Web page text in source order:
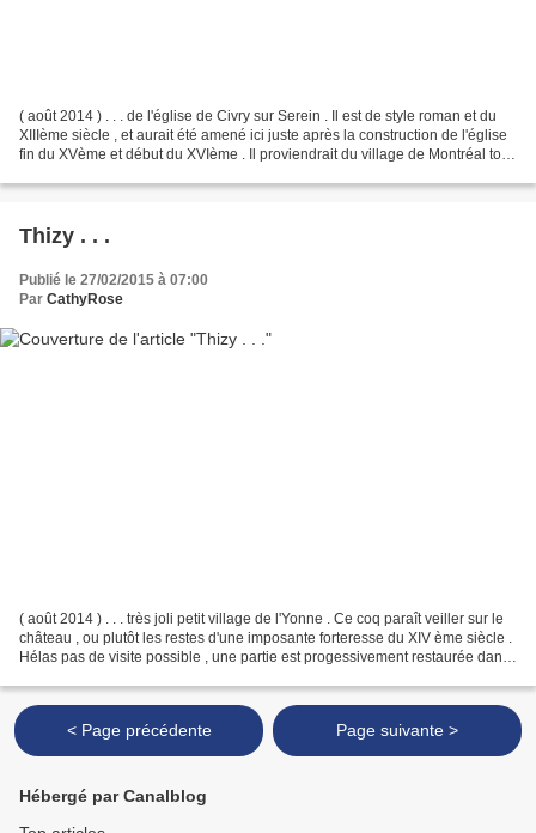
( août 2014 ) . . . de l'église de Civry sur Serein . Il est de style roman et du
XIIIème siècle , et aurait été amené ici juste après la construction de l'église
fin du XVème et début du XVIème . Il proviendrait du village de Montréal tout
Thizy . . .
Publié le 27/02/2015 à 07:00
Par CathyRose
( août 2014 ) . . . très joli petit village de l'Yonne . Ce coq paraît veiller sur le
château , ou plutôt les restes d'une imposante forteresse du XIV ème siècle .
Hélas pas de visite possible , une partie est progessivement restaurée dans
< Page précédente Page suivante >
Hébergé par Canalblog